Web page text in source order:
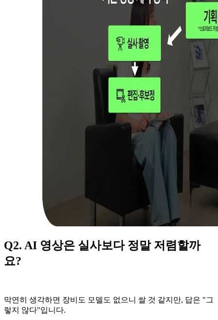
Q2. AI 영상은 실사보다 정말 저렴할까
요?
막연히 생각하면 장비도 모델도 없으니 쌀 것 같지만, 답은 "그
렇지 않다"입니다.